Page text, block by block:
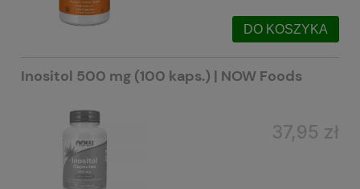
DO KOSZYKA
Inositol 500 mg (100 kaps.) | NOW Foods
37,95 zł